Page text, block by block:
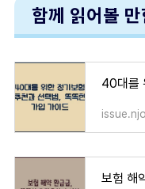
함께 읽어볼